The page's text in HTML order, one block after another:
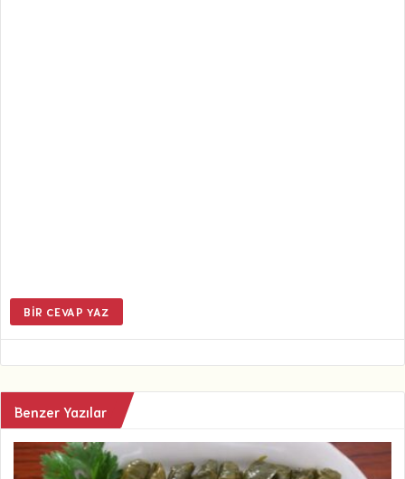
BIR CEVAP YAZ
Benzer Yazılar